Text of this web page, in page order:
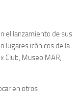
el lanzamiento de sus
lugares icónicos de la
Club, Museo MAR,
en otros